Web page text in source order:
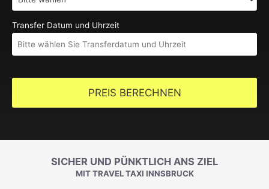
Transfer Datum und Uhrzeit
PREIS BERECHNEN
SICHER UND PÜNKTLICH ANS ZIEL
MIT TRAVEL TAXI INNSBRUCK